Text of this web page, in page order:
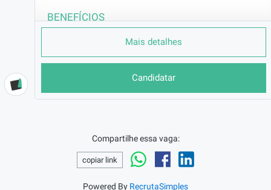
BENEFÍCIOS
a combinar
DESCRIÇÃO
oficial montador e oferecer suporte à ele nas
frentes de serviços espefícicas. Cargo
REQUISITOS
Não exige experiência; Desejável
Alfabetização
Candidatar
Mais detalhes
Compartilhe essa vaga:
copiar link
Powered By RecrutaSimples